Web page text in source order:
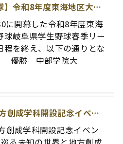
【硬式野球】令和8年度東海地区大学野球岐阜県学生野球春季リーグ戦
に開幕した令和8年度東海
球岐阜県学生野球春季リー
程を終え、以下の通りとな
優勝 中部学院大
7/4(土)地方創成学科開設記念イベント「GISで巡る未知の世界と地方創成の未来予想図」について
創成学科開設記念イベン